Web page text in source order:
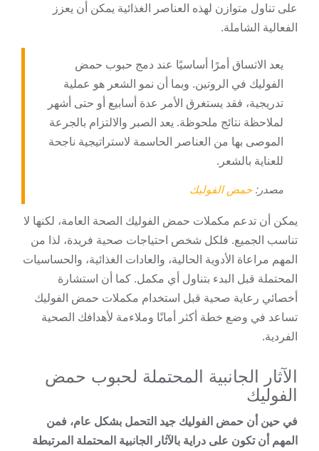
على تناول متوازن لهذه العناصر الغذائية يمكن أن يعزز
الفعالية الشاملة.
يعد الاتساق أمرًا أساسيًا عند دمج حبوب حمض
الفوليك في الروتين. وبما أن نمو الشعر هو عملية
تدريجية، فقد يستغرق الأمر عدة أسابيع أو حتى أشهر
لملاحظة نتائج ملحوظة. يعد الصبر والالتزام بالجرعة
الموصى بها من العناصر الحاسمة لاستراتيجية ناجحة
للعناية بالشعر.
مصدر:حمض الفوليك
يمكن أن تدعم مكملات حمض الفوليك الصحة العامة، لكنها لا
تناسب الجميع. فلكل شخص احتياجات صحية فريدة، لذا من
المهم مراعاة الأدوية الحالية، والعادات الغذائية، والحساسيات
المحتملة قبل البدء بتناول أي مكمل. كما أن استشارة
أخصائي رعاية صحية قبل استخدام مكملات حمض الفوليك
تساعد في وضع خطة أكثر أمانًا وملاءمة لأهدافك الصحية
الفردية.
الآثار الجانبية المحتملة لحبوب حمض
الفوليك
في حين أن حمض الفوليك جيد التحمل بشكل عام، فمن
المهم أن تكون على دراية بالآثار الجانبية المحتملة المرتبطة